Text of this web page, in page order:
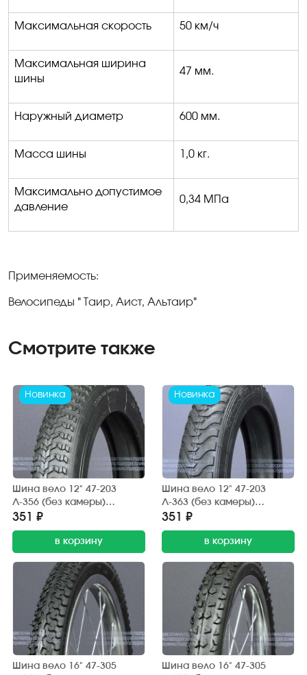
Максимальная скорость 50 км/ч
Максимальная ширина
шины
47 мм.
Наружный диаметр 600 мм.
Масса шины 1,0 кг.
Максимально допустимое
давление
0,34 МПа
Применяемость:
Велосипеды " Таир, Аист, Альтаир"
Смотрите также
Новинка
Шина вело 12" 47-203
Л-356 (без камеры)
"ПЕТРОШИНА" (12х1,75)
детские коляски
351 ₽
в корзину
Новинка
Шина вело 12" 47-203
Л-363 (без камеры)
"ПЕТРОШИНА" (12х1,75)
детские коляски
351 ₽
в корзину
Шина вело 16" 47-305
Шина вело 16" 47-305